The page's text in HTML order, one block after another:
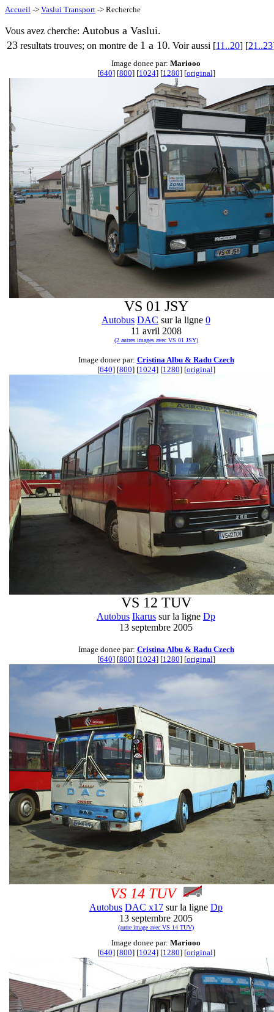
Accueil -> Vaslui Transport -> Recherche
Vous avez cherche: Autobus a Vaslui.
23 resultats trouves; on montre de 1 a 10. Voir aussi [11..20] [21..23
Image donee par: Mariooo
[640] [800] [1024] [1280] [original]
VS 01 JSY
Autobus DAC sur la ligne 0
11 avril 2008
(2 autres images avec VS 01 JSY)
Image donee par: Cristina Albu & Radu Czech
[640] [800] [1024] [1280] [original]
VS 12 TUV
Autobus Ikarus sur la ligne Dp
13 septembre 2005
Image donee par: Cristina Albu & Radu Czech
[640] [800] [1024] [1280] [original]
VS 14 TUV
Autobus DAC x17 sur la ligne Dp
13 septembre 2005
(autre image avec VS 14 TUV)
Image donee par: Mariooo
[640] [800] [1024] [1280] [original]